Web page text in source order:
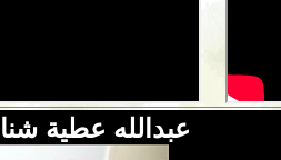
عبدالله عطية